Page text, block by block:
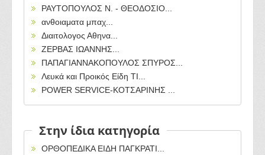
ΡΑΥΤΟΠΟΥΛΟΣ Ν. - ΘΕΟΔΟΣΙΟ...
ανθοιαματα μπαχ...
Διαιτολογος Αθηνα...
ΖΕΡΒΑΣ ΙΩΑΝΝΗΣ...
ΠΑΠΑΓΙΑΝΝΑΚΟΠΟΥΛΟΣ ΣΠΥΡΟΣ...
Λευκά και Προικός Είδη TI...
POWER SERVICE-ΚΟΤΣΑΡΙΝΗΣ ...
Στην ίδια κατηγορία
ΟΡΘΟΠΕΔΙΚΑ ΕΙΔΗ ΠΑΓΚΡΑΤΙ...